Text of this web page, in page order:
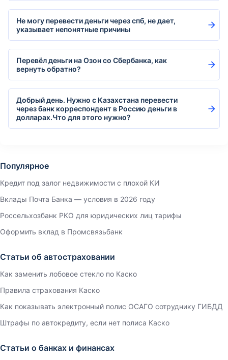
Не могу перевести деньги через спб, не дает,
указывает непонятные причины
Перевёл деньги на Озон со Сбербанка, как
вернуть обратно?
Добрый день. Нужно с Казахстана перевести
через банк корреспондент в Россию деньги в
долларах.Что для этого нужно?
Популярное
Кредит под залог недвижимости с плохой КИ
Вклады Почта Банка — условия в 2026 году
Россельхозбанк РКО для юридических лиц тарифы
Оформить вклад в Промсвязьбанк
Статьи об автостраховании
Как заменить лобовое стекло по Каско
Правила страхования Каско
Как показывать электронный полис ОСАГО сотруднику ГИБДД
Штрафы по автокредиту, если нет полиса Каско
Статьи о банках и финансах